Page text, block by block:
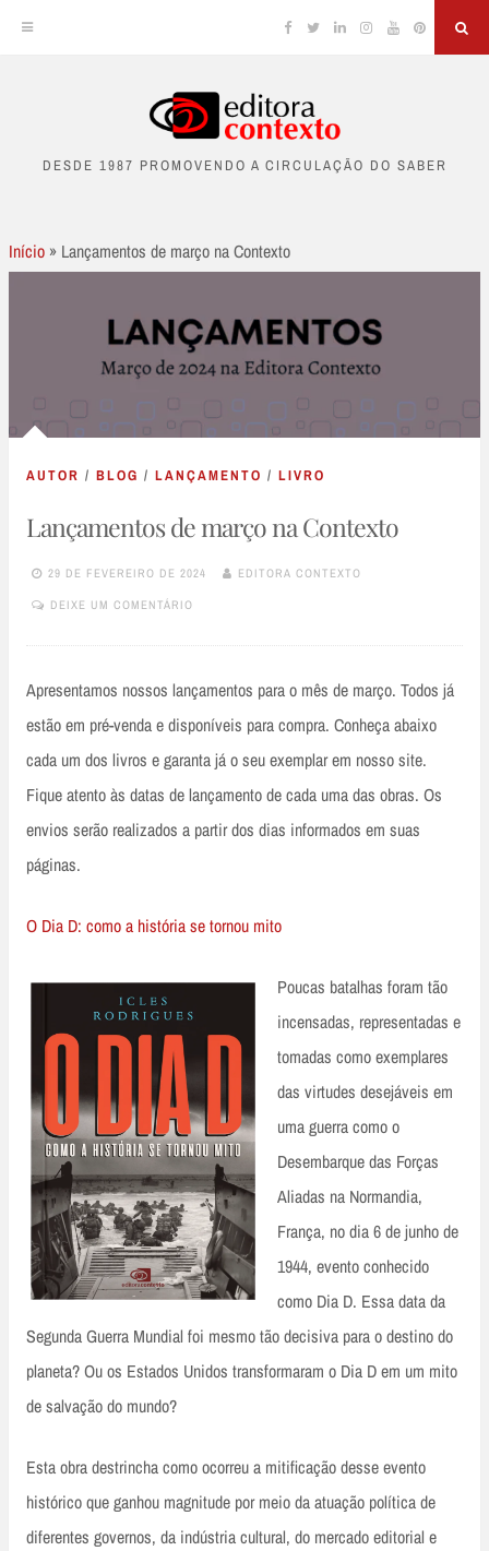
content
Facebook
TwitterLinkedinInstagram
YouTubePinterest
DESDE 1987 PROMOVENDO A CIRCULAÇÃO DO SABER
Início » Lançamentos de março na Contexto
AUTOR / BLOG / LANÇAMENTO / LIVRO
Lançamentos de março na Contexto
29 DE FEVEREIRO DE 2024 EDITORA CONTEXTO
DEIXE UM COMENTÁRIO
Apresentamos nossos lançamentos para o mês de março. Todos já
estão em pré-venda e disponíveis para compra. Conheça abaixo
cada um dos livros e garanta já o seu exemplar em nosso site.
Fique atento às datas de lançamento de cada uma das obras. Os
envios serão realizados a partir dos dias informados em suas
páginas.
O Dia D: como a história se tornou mito
Poucas batalhas foram tão
incensadas, representadas e
tomadas como exemplares
das virtudes desejáveis em
uma guerra como o
Desembarque das Forças
Aliadas na Normandia,
França, no dia 6 de junho de
1944, evento conhecido
como Dia D. Essa data da
Segunda Guerra Mundial foi mesmo tão decisiva para o destino do
planeta? Ou os Estados Unidos transformaram o Dia D em um mito
de salvação do mundo?
Esta obra destrincha como ocorreu a mitificação desse evento
histórico que ganhou magnitude por meio da atuação política de
diferentes governos, da indústria cultural, do mercado editorial e